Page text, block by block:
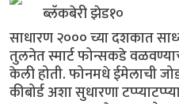
ब्लॅकबेरी
साधारण २००० च्या दशकात
तुलनेत स्मार्ट फोन्सकडे
केली होती. फोनमधे ईमेलाची
कीबोर्ड अशा सुधारणा